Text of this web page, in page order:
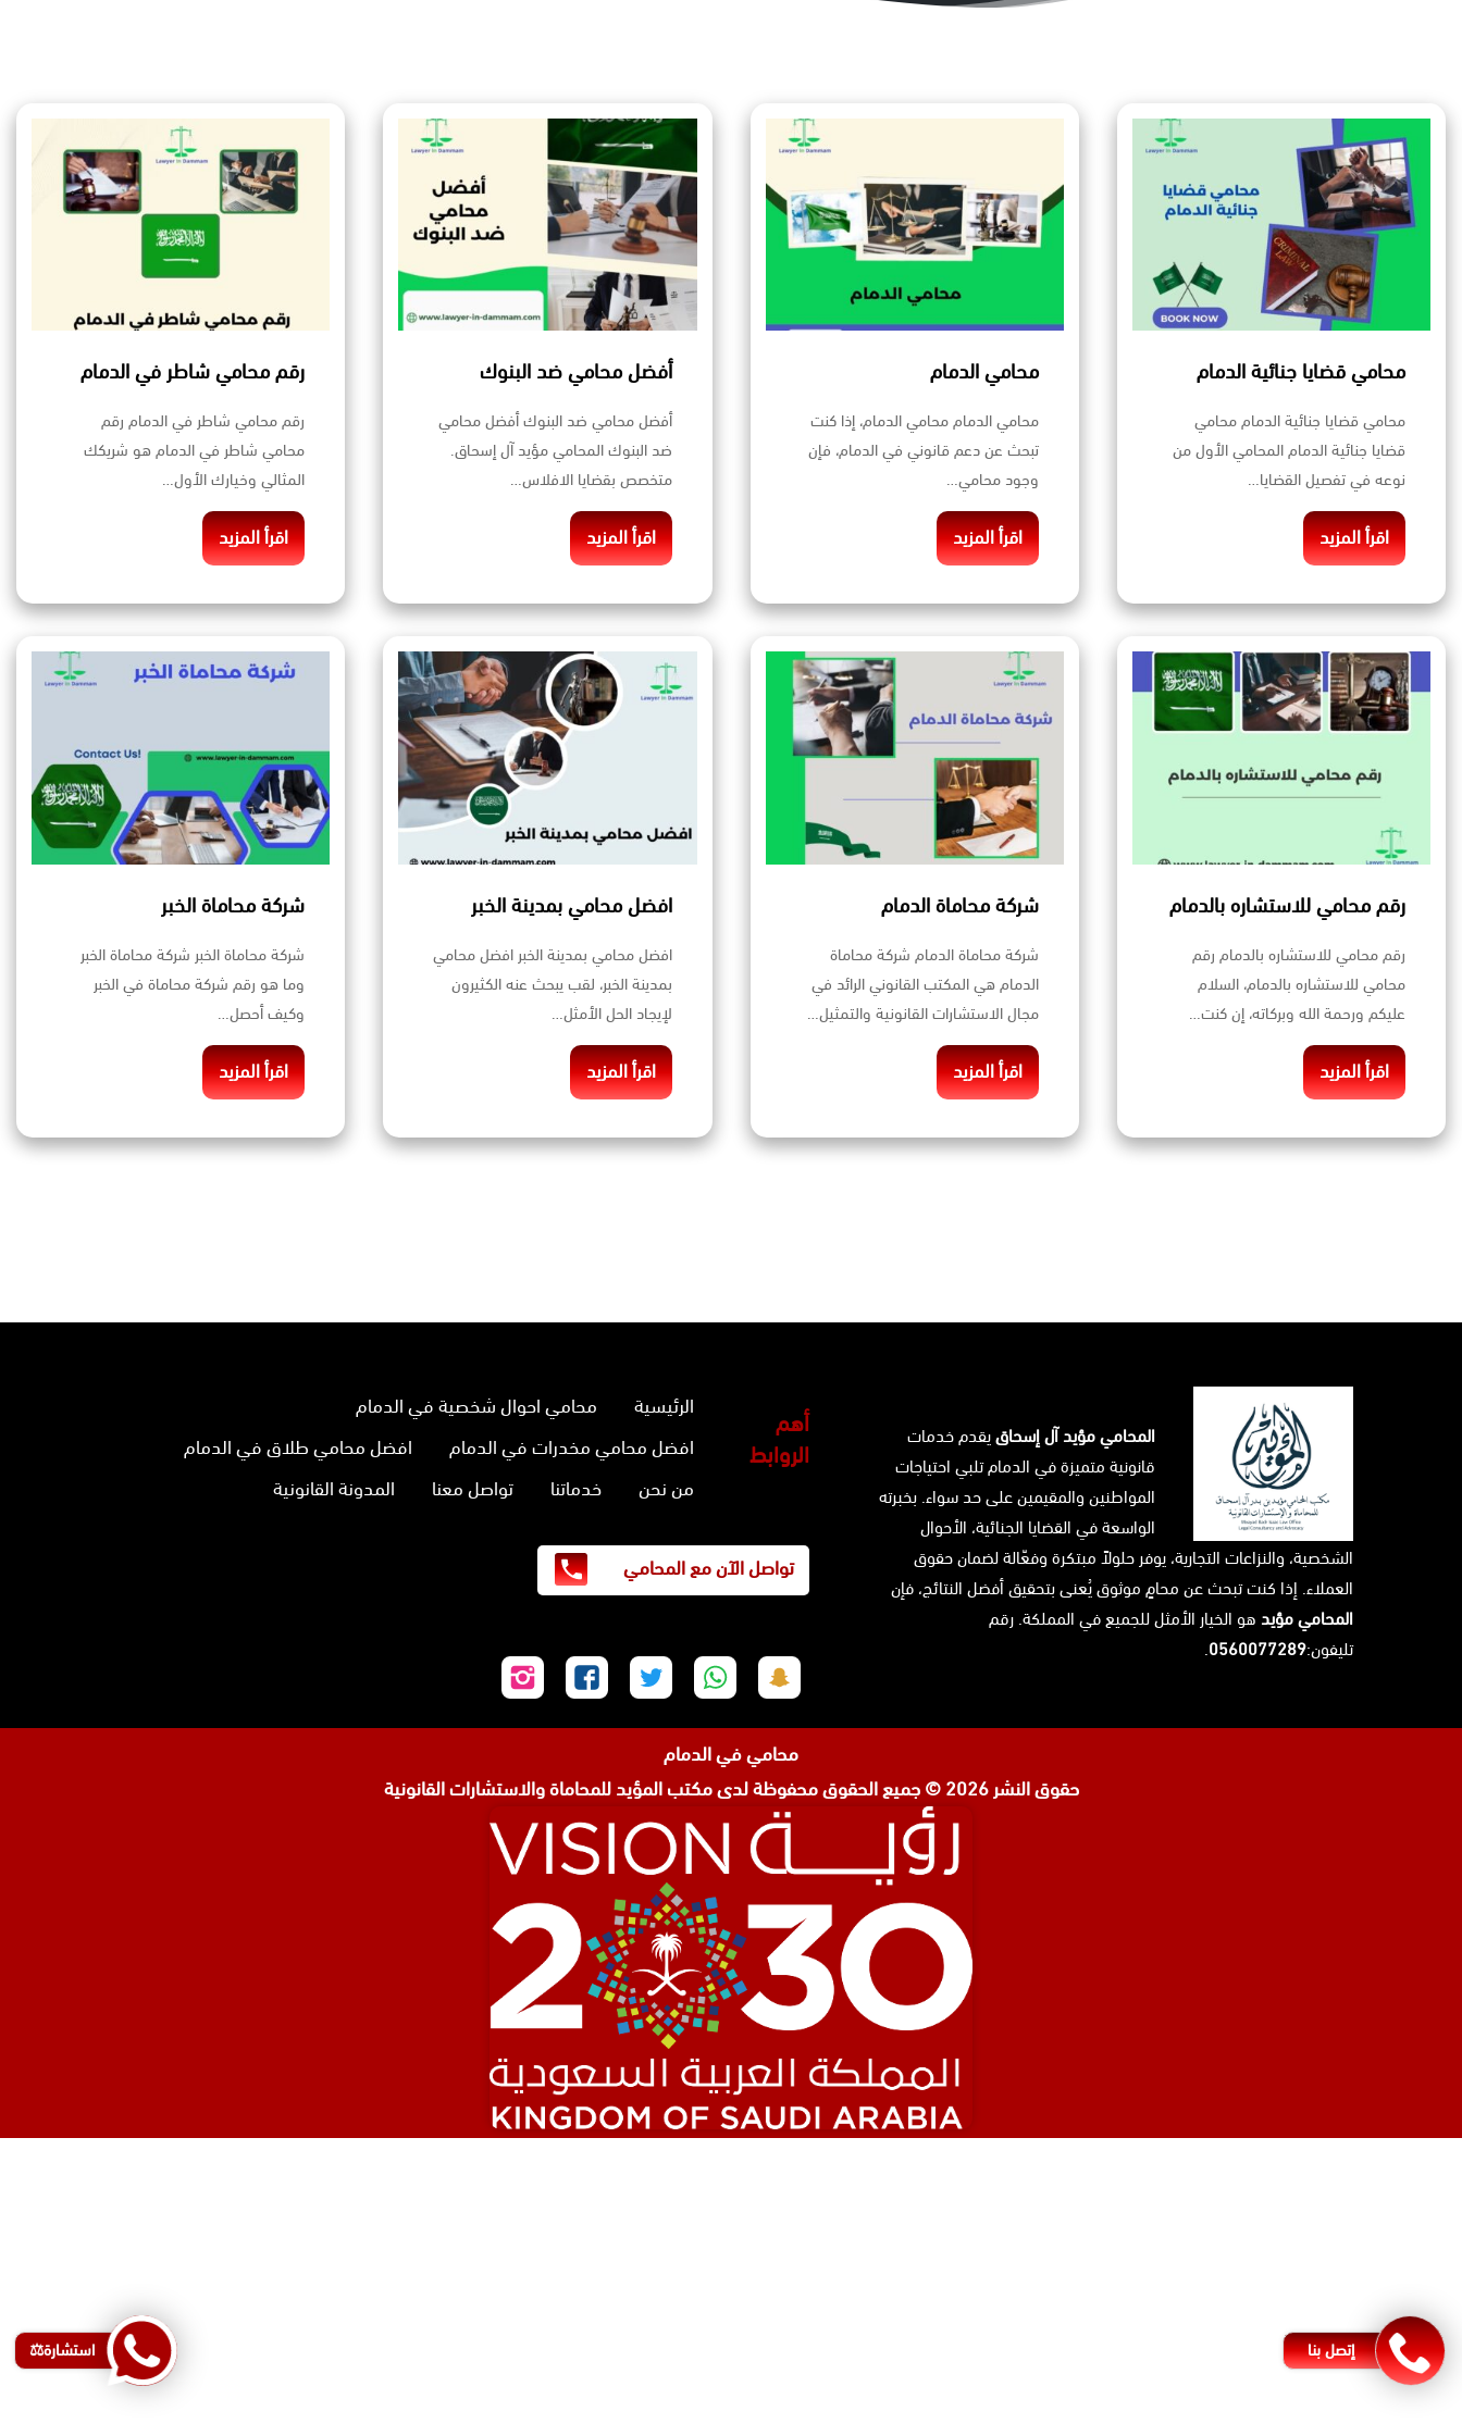
محامي قضايا جنائية الدمام
محامي قضايا جنائية الدمام محامي
قضايا جنائية الدمام المحامي الأول من
نوعه في تفصيل القضايا…
اقرأ المزيد
محامي الدمام
محامي الدمام محامي الدمام، إذا كنت
تبحث عن دعم قانوني في الدمام، فإن
وجود محامي…
اقرأ المزيد
أفضل محامي ضد البنوك
أفضل محامي ضد البنوك أفضل محامي
ضد البنوك المحامي مؤيد آل إسحاق.
متخصص بقضايا الافلاس…
اقرأ المزيد
رقم محامي شاطر في الدمام
رقم محامي شاطر في الدمام رقم
محامي شاطر في الدمام هو شريكك
المثالي وخيارك الأول…
اقرأ المزيد
رقم محامي للاستشاره بالدمام
رقم محامي للاستشاره بالدمام رقم
محامي للاستشاره بالدمام، السلام
عليكم ورحمة الله وبركاته، إن كنت…
اقرأ المزيد
شركة محاماة الدمام
شركة محاماة الدمام شركة محاماة
الدمام هي المكتب القانوني الرائد في
مجال الاستشارات القانونية والتمثيل…
اقرأ المزيد
افضل محامي بمدينة الخبر
افضل محامي بمدينة الخبر افضل محامي
بمدينة الخبر، لقب يبحث عنه الكثيرون
لإيجاد الحل الأمثل…
اقرأ المزيد
شركة محاماة الخبر
شركة محاماة الخبر شركة محاماة الخبر
وما هو رقم شركة محاماة في الخبر
وكيف أحصل…
اقرأ المزيد
المحامي مؤيد آل إسحاقيقدم خدمات
قانونية متميزة في الدمام تلبي احتياجات
المواطنين والمقيمين على حد سواء. بخبرته
الواسعة في القضايا الجنائية، الأحوال
الشخصية، والنزاعات التجارية، يوفر حلولاً مبتكرة وفعّالة لضمان حقوق
العملاء. إذا كنت تبحث عن محامٍ موثوق يُعنى بتحقيق أفضل النتائج، فإن
المحامي مؤيد هو الخيار الأمثل للجميع في المملكة. رقم
تليفون:0560077289
.
أهم
الروابط
الرئيسية
محامي احوال شخصية في الدمام
افضل محامي مخدرات في الدمام
افضل محامي طلاق في الدمام
من نحن
خدماتنا تواصل معنا المدونة القانونية
تواصل الآن مع المحامي
على
سناب
شات
على
واتساب
على
تويتر
على
فيسبوك
على
إنستجرام
محامي في الدمام
حقوق النشر 2026 © جميع الحقوق محفوظة لدى
مكتب المؤيد للمحاماة والاستشارات القانونية
إتصل بنا استشارة⚖️
محامي شرعي في البحرين
مكتب محامي في الأردن